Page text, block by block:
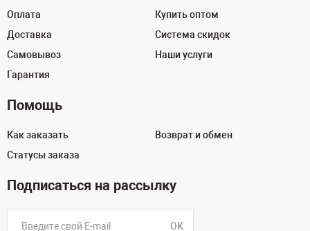
Оплата
Доставка
Самовывоз
Гарантия
Купить оптом
Система скидок
Наши услуги
Помощь
Как заказать
Статусы заказа
Возврат и обмен
Подписаться на рассылку
OK